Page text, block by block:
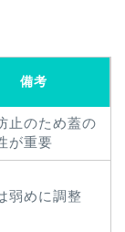
備考
止のため蓋の
が重要
弱めに調整